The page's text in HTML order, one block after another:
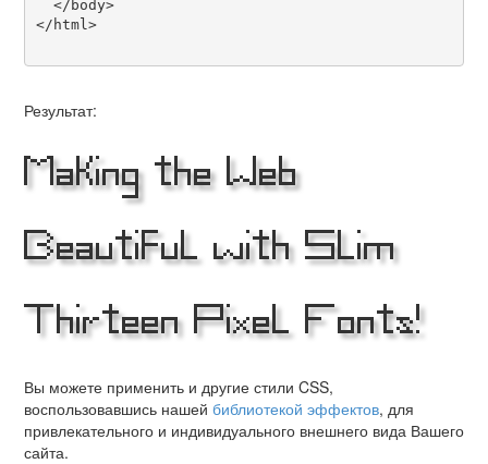
</html>
Результат:
Making the Web
Beautiful with Slim
Thirteen Pixel Fonts!
Вы можете применить и другие стили CSS,
воспользовавшись нашей библиотекой эффектов, для
привлекательного и индивидуального внешнего вида Вашего
сайта.